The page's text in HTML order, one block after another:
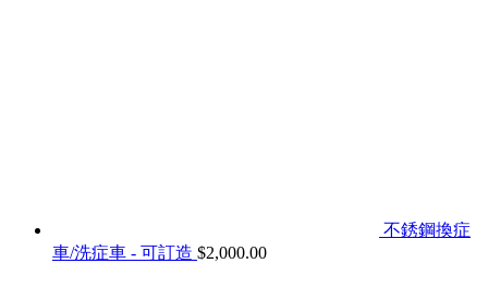
不銹鋼換症
車/洗症車 - 可訂造 $2,000.00